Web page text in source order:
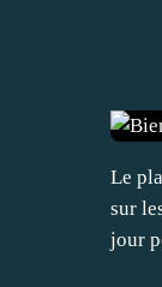
Le
sur
jour